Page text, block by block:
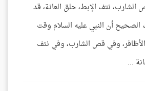
نتف الإبط، حلق العانة، قد
أن النبي عليه السلام وقت
وفي قص الشارب، وفي نتف
...